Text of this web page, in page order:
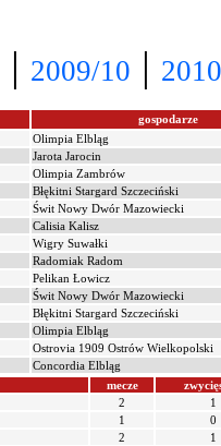
| 2009/10 |
gospodarze
Olimpia Elbląg
Jarota Jarocin
Olimpia Zambrów
Błękitni Stargard Szczeciński
Świt Nowy Dwór Mazowiecki
Calisia Kalisz
Wigry Suwałki
Radomiak Radom
Pelikan Łowicz
Świt Nowy Dwór Mazowiecki
Błękitni Stargard Szczeciński
Olimpia Elbląg
Ostrovia 1909 Ostrów Wielkopolski
Concordia Elbląg
mecze
2
1
1
0
2
1